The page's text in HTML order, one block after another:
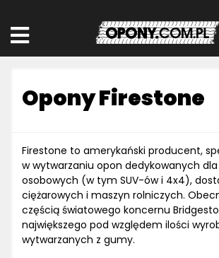
Opony Firestone
Firestone to amerykański producent,
w wytwarzaniu opon dedykowanych
osobowych (w tym SUV-ów i 4x4),
ciężarowych i maszyn rolniczych.
częścią światowego koncernu
największego pod względem ilości
wytwarzanych z gumy.